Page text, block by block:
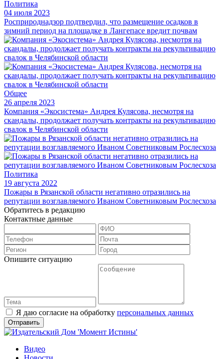
Политика
04 июля 2023
Росприроднадзор подтвердил, что размещение осадков в
зимний период на площадке в Лангепасе вредит почвам
Общее
26 апреля 2023
Компания «Экосистема» Андрея Кулясова, несмотря на
скандалы, продолжает получать контракты на рекультивацию
свалок в Челябинской области
Политика
19 августа 2022
Пожары в Рязанской области негативно отразились на
репутации возглавляемого Иваном Советниковым Рослесхоза
Обратитесь в редакцию
Контактные данные
Опишите ситуацию
Я даю согласие на обработку персональных данных
Видео